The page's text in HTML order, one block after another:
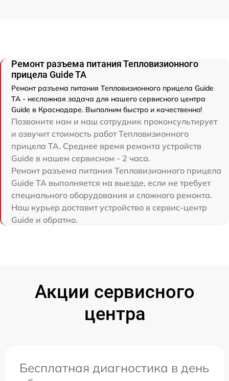
Ремонт разъема питания Тепловизионного
прицела Guide TA
Ремонт разъема питания Тепловизионного прицела Guide
TA - несложная задача для нашего сервисного центра
Guide в Краснодаре. Выполним быстро и качественно!
Позвоните нам и наш сотрудник проконсультирует
и озвучит стоимость работ Тепловизионного
прицела TA. Среднее время ремонта устройств
Guide в нашем сервисном - 2 часа.
Ремонт разъема питания Тепловизионного прицела
Guide TA выполняется на выезде, если не требует
специального оборудования и сложного ремонта.
Наш курьер доставит устройство в сервис-центр
Guide и обратно.
Акции сервисного
центра
Бесплатная диагностика в день